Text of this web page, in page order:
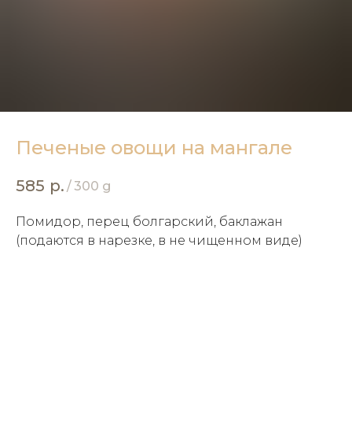
Печеные овощи на мангале
585 р. /300 g
Помидор, перец болгарский, баклажан
(подаются в нарезке, в не чищенном виде)